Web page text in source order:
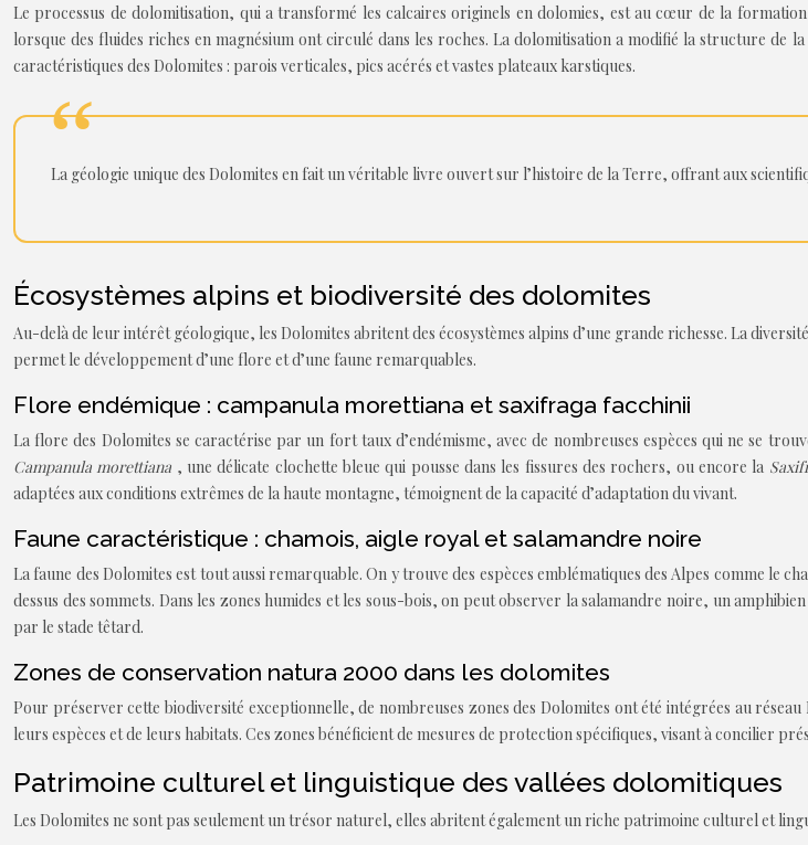
Le processus de dolomitisation, qui a transformé les calcaires originels en dolomies, est au cœur de la
lorsque des fluides riches en magnésium ont circulé dans les roches. La dolomitisation a modifié la structure de
caractéristiques des Dolomites : parois verticales, pics acérés et vastes plateaux karstiques.
La géologie unique des Dolomites en fait un véritable livre ouvert sur l’histoire de la Terre, offrant aux
Écosystèmes alpins et biodiversité des dolomites
Au-delà de leur intérêt géologique, les Dolomites abritent des écosystèmes alpins d’une grande richesse. La
permet le développement d’une flore et d’une faune remarquables.
Flore endémique : campanula morettiana et saxifraga facchinii
La flore des Dolomites se caractérise par un fort taux d’endémisme, avec de nombreuses espèces qui ne se
Campanula morettiana , une délicate clochette bleue qui pousse dans les fissures des rochers, ou encore la
adaptées aux conditions extrêmes de la haute montagne, témoignent de la capacité d’adaptation du vivant.
Faune caractéristique : chamois, aigle royal et salamandre noire
La faune des Dolomites est tout aussi remarquable. On y trouve des espèces emblématiques des Alpes comme le
dessus des sommets. Dans les zones humides et les sous-bois, on peut observer la salamandre noire, un
par le stade têtard.
Zones de conservation natura 2000 dans les dolomites
Pour préserver cette biodiversité exceptionnelle, de nombreuses zones des Dolomites ont été intégrées au
leurs espèces et de leurs habitats. Ces zones bénéficient de mesures de protection spécifiques, visant à concilier
Patrimoine culturel et linguistique des vallées dolomitiques
Les Dolomites ne sont pas seulement un trésor naturel, elles abritent également un riche patrimoine culturel et